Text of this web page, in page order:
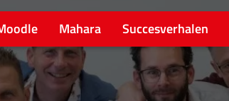
Mahara Succesverhalen